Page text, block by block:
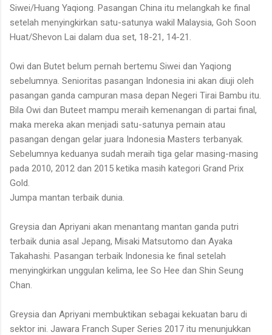
Siwei/Huang Yaqiong. Pasangan China itu melangkah ke final
setelah menyingkirkan satu-satunya wakil Malaysia, Goh Soon
Huat/Shevon Lai dalam dua set, 18-21, 14-21.
Owi dan Butet belum pernah bertemu Siwei dan Yaqiong
sebelumnya. Senioritas pasangan Indonesia ini akan diuji oleh
pasangan ganda campuran masa depan Negeri Tirai Bambu itu.
Bila Owi dan Buteet mampu meraih kemenangan di partai final,
maka mereka akan menjadi satu-satunya pemain atau
pasangan dengan gelar juara Indonesia Masters terbanyak.
Sebelumnya keduanya sudah meraih tiga gelar masing-masing
pada 2010, 2012 dan 2015 ketika masih kategori Grand Prix
Gold.
Jumpa mantan terbaik dunia.
Greysia dan Apriyani akan menantang mantan ganda putri
terbaik dunia asal Jepang, Misaki Matsutomo dan Ayaka
Takahashi. Pasangan terbaik Indonesia ke final setelah
menyingkirkan unggulan kelima, lee So Hee dan Shin Seung
Chan.
Greysia dan Apriyani membuktikan sebagai kekuatan baru di
sektor ini. Jawara Franch Super Series 2017 itu menunjukkan